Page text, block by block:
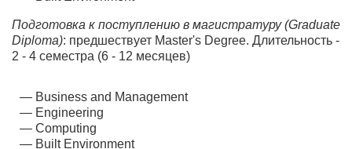
Подготовка к поступлению в магистратуру (Graduate
Diploma): предшествует Master's Degree. Длительность -
2 - 4 семестра (6 - 12 месяцев)
Business and Management
Engineering
Computing
Built Environment